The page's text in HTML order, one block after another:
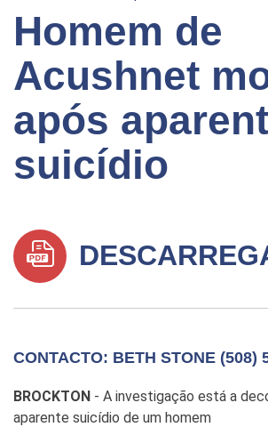
Homem de
Acushnet
após
suicídio
CONTACTO: BETH STONE (508)
BROCKTON - A investigação está a
aparente suicídio de um homem